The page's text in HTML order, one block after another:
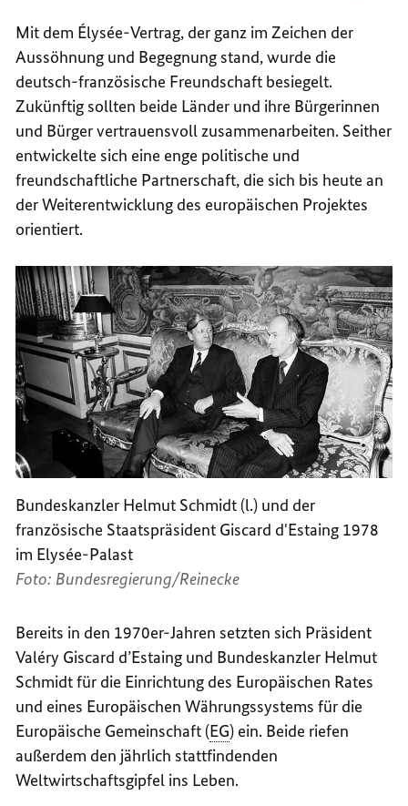
Mit dem Élysée-Vertrag, der ganz im Zeichen der
Aussöhnung und Begegnung stand, wurde die
deutsch-französische Freundschaft besiegelt.
Zukünftig sollten beide Länder und ihre Bürgerinnen
und Bürger vertrauensvoll zusammenarbeiten. Seither
entwickelte sich eine enge politische und
freundschaftliche Partnerschaft, die sich bis heute an
der Weiterentwicklung des europäischen Projektes
orientiert.
Bundeskanzler Helmut Schmidt (l.) und der
französische Staatspräsident Giscard d'Estaing 1978
im Elysée-Palast
Foto: Bundesregierung/Reinecke
Bereits in den 1970er-Jahren setzten sich Präsident
Valéry Giscard d’Estaing und Bundeskanzler Helmut
Schmidt für die Einrichtung des Europäischen Rates
und eines Europäischen Währungssystems für die
Europäische Gemeinschaft (EG) ein. Beide riefen
außerdem den jährlich stattfindenden
Weltwirtschaftsgipfel ins Leben.